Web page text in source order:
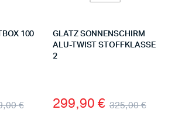
100
€
GLATZ SONNENSCHIRM
ALU-TWIST STOFFKLASSE
2
325,00€
299,90 €